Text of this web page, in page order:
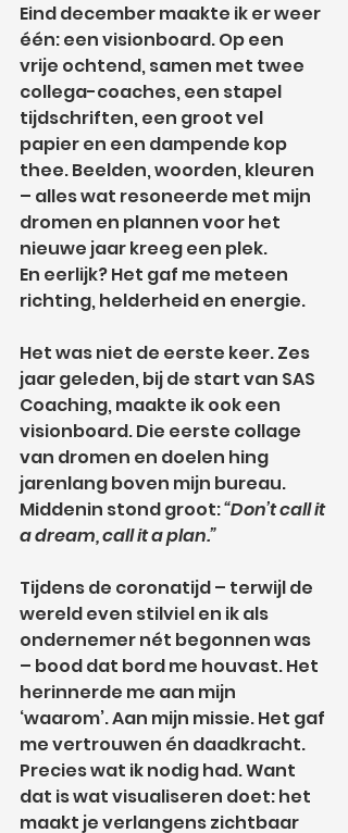
Eind december maakte ik er weer
één: een visionboard. Op een
vrije ochtend, samen met twee
collega-coaches, een stapel
tijdschriften, een groot vel
papier en een dampende kop
thee. Beelden, woorden, kleuren
– alles wat resoneerde met mijn
dromen en plannen voor het
nieuwe jaar kreeg een plek.
En eerlijk? Het gaf me meteen
richting, helderheid en energie.
Het was niet de eerste keer. Zes
jaar geleden, bij de start van SAS
Coaching, maakte ik ook een
visionboard. Die eerste collage
van dromen en doelen hing
jarenlang boven mijn bureau.
Middenin stond groot: “Don’t call it
a dream, call it a plan.”
Tijdens de coronatijd – terwijl de
wereld even stilviel en ik als
ondernemer nét begonnen was
– bood dat bord me houvast. Het
herinnerde me aan mijn
‘waarom’. Aan mijn missie. Het gaf
me vertrouwen én daadkracht.
Precies wat ik nodig had. Want
dat is wat visualiseren doet: het
maakt je verlangens zichtbaar